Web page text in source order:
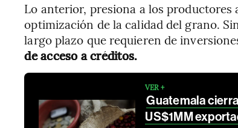
Lo anterior, presiona a los
optimización de la calidad del grano.
largo plazo que requieren de
de acceso a créditos.
VER +
Guatemala
US$1MM